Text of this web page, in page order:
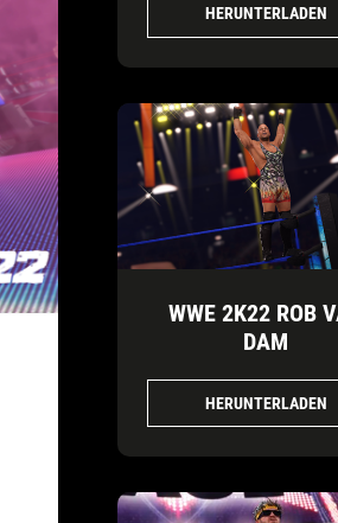
HERUNTERLADEN
WWE 2K22 ROB
DAM
HERUNTERLADEN